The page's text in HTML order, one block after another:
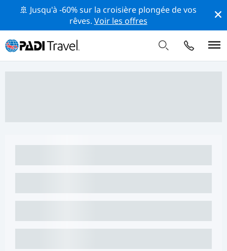
🚢 Jusqu'à -60% sur la croisière plongée de vos
rêves. Voir les offres